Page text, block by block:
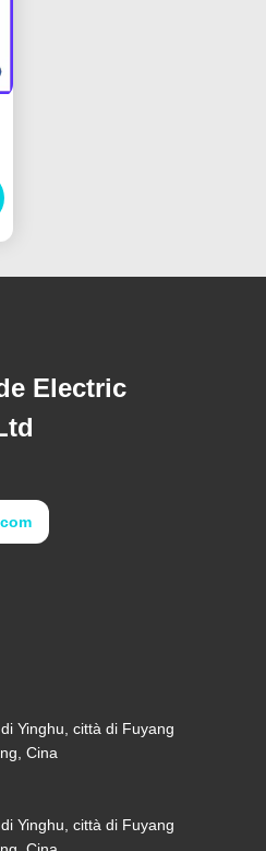
Electric
Yinghu, città di Fuyang
Cina
Yinghu, città di Fuyang